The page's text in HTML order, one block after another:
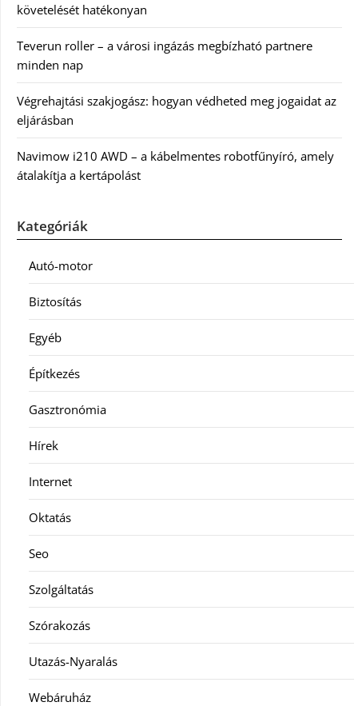
követelését hatékonyan
Teverun roller – a városi ingázás megbízható partnere
minden nap
Végrehajtási szakjogász: hogyan védheted meg jogaidat az
eljárásban
Navimow i210 AWD – a kábelmentes robotfűnyíró, amely
átalakítja a kertápolást
Kategóriák
Autó-motor
Biztosítás
Egyéb
Építkezés
Gasztronómia
Hírek
Internet
Oktatás
Seo
Szolgáltatás
Szórakozás
Utazás-Nyaralás
Webáruház